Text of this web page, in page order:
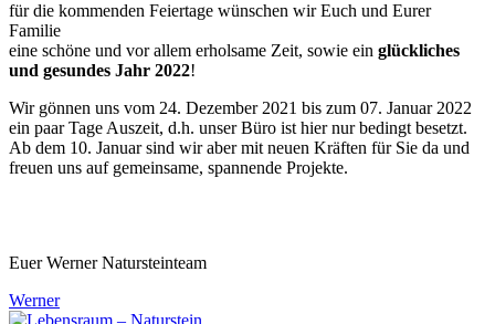
für die kommenden Feiertage wünschen wir Euch und Eurer
Familie
eine schöne und vor allem erholsame Zeit, sowie ein glückliches
und gesundes Jahr 2022!
Wir gönnen uns vom 24. Dezember 2021 bis zum 07. Januar 2022
ein paar Tage Auszeit, d.h. unser Büro ist hier nur bedingt besetzt.
Ab dem 10. Januar sind wir aber mit neuen Kräften für Sie da und
freuen uns auf gemeinsame, spannende Projekte.
Euer Werner Natursteinteam
Werner